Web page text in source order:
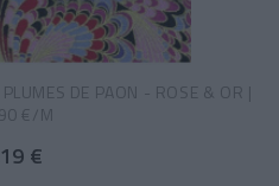
DE PAON - ROSE & OR |
€/M
€